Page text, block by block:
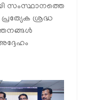
സംസ്ഥാനത്തെ
ശ്രദ്ധ